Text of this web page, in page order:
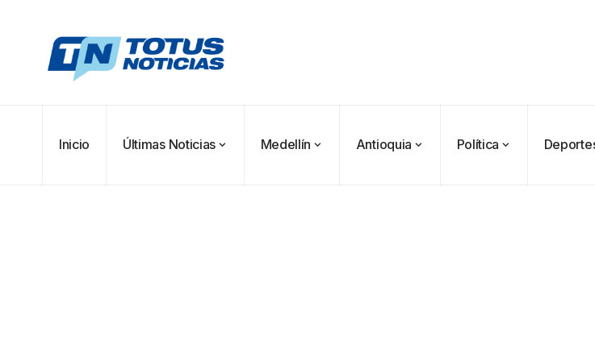
Inicio Últimas Noticias Medellín Antioquia Política